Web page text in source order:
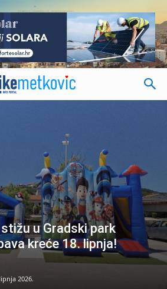
-
u Gradski park
kreće 18. lipnja!
2026.